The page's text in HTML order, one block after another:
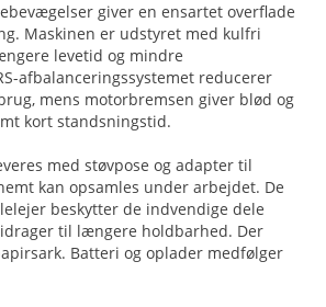
giver en ensartet overflade
Maskinen er udstyret med kulfri
levetid og mindre
afbalanceringssystemet reducerer
mens motorbremsen giver blød og
kort standsningstid.
med støvpose og adapter til
kan opsamles under arbejdet. De
beskytter de indvendige dele
til længere holdbarhed. Der
Batteri og oplader medfølger